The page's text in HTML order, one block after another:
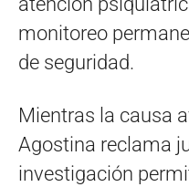
monitoreo
de seguridad.
Mientras la causa
Agostina reclama
investigación